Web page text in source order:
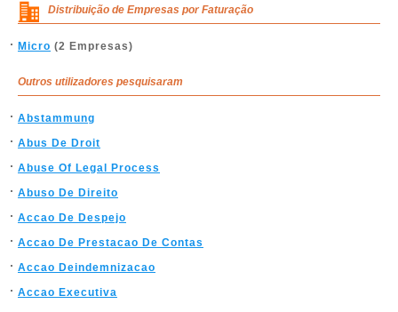
Distribuição de Empresas por Faturação
Micro (2 Empresas)
Outros utilizadores pesquisaram
Abstammung
Abus De Droit
Abuse Of Legal Process
Abuso De Direito
Accao De Despejo
Accao De Prestacao De Contas
Accao Deindemnizacao
Accao Executiva